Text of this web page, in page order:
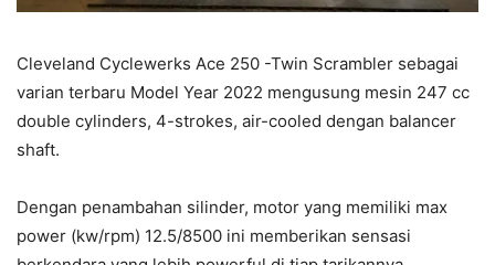
Cleveland Cyclewerks Ace 250 -Twin Scrambler sebagai
varian terbaru Model Year 2022 mengusung mesin 247 cc
double cylinders, 4-strokes, air-cooled dengan balancer
shaft.
Dengan penambahan silinder, motor yang memiliki max
power (kw/rpm) 12.5/8500 ini memberikan sensasi